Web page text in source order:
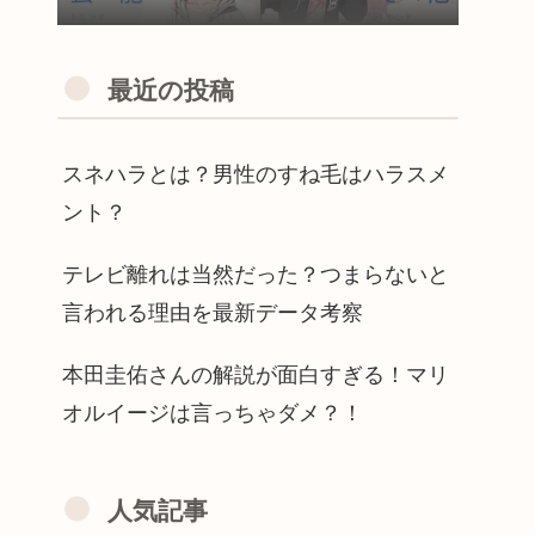
最近の投稿
スネハラとは？男性のすね毛はハラスメ
ント？
テレビ離れは当然だった？つまらないと
言われる理由を最新データ考察
本田圭佑さんの解説が面白すぎる！マリ
オルイージは言っちゃダメ？！
人気記事